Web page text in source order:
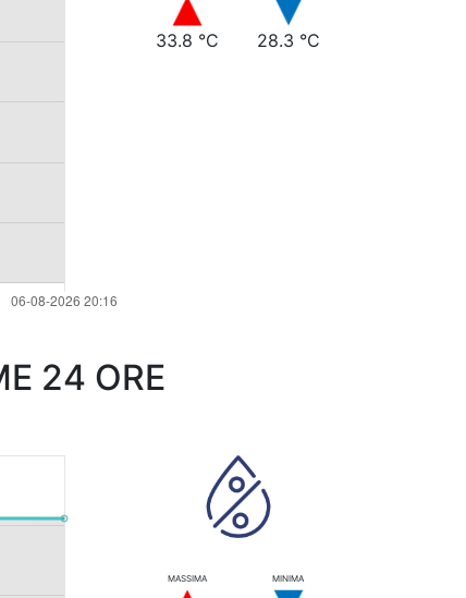
33.8 °C 28.3 °C
24 ORE
MASSIMA MINIMA